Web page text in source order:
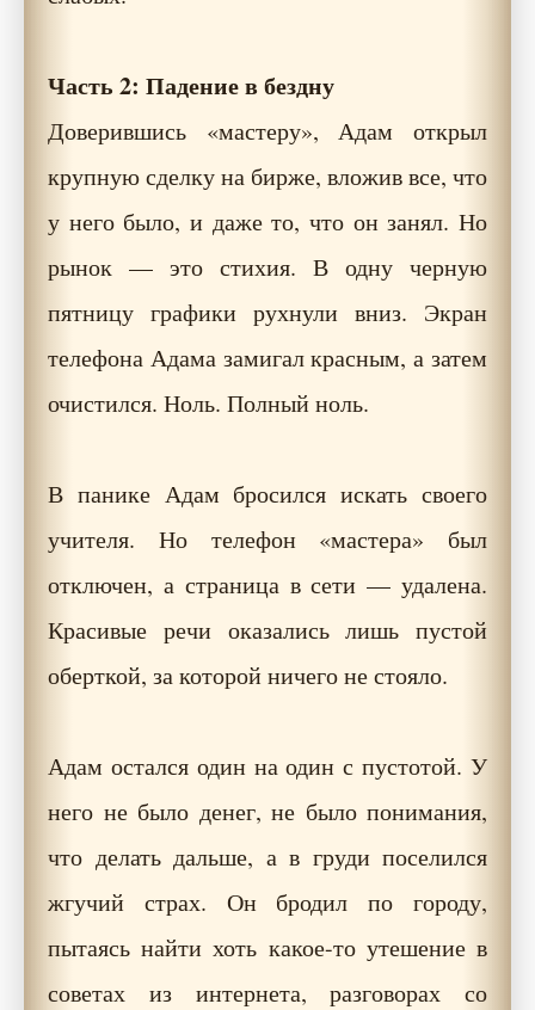
Часть 2: Падение в бездну
Доверившись «мастеру», Адам открыл
крупную сделку на бирже, вложив все, что
у него было, и даже то, что он занял. Но
рынок — это стихия. В одну черную
пятницу графики рухнули вниз. Экран
телефона Адама замигал красным, а затем
очистился. Ноль. Полный ноль.
В панике Адам бросился искать своего
учителя. Но телефон «мастера» был
отключен, а страница в сети — удалена.
Красивые речи оказались лишь пустой
оберткой, за которой ничего не стояло.
Адам остался один на один с пустотой. У
него не было денег, не было понимания,
что делать дальше, а в груди поселился
жгучий страх. Он бродил по городу,
пытаясь найти хоть какое-то утешение в
советах из интернета, разговорах со